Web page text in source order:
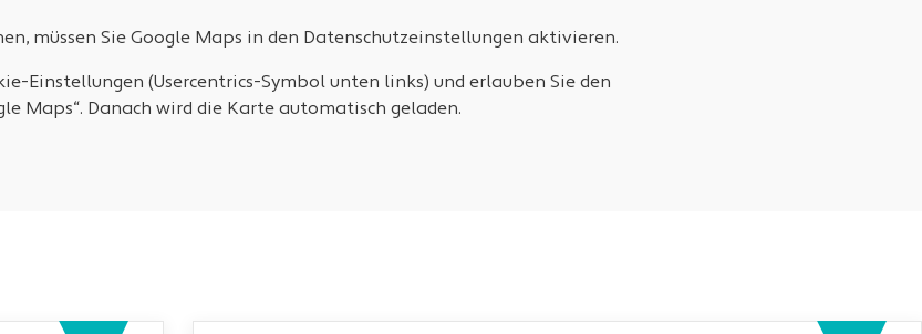
müssen Sie Google Maps in den Datenschutzeinstellungen aktivieren.
Einstellungen (Usercentrics-Symbol unten links) und erlauben Sie den
Maps“. Danach wird die Karte automatisch geladen.